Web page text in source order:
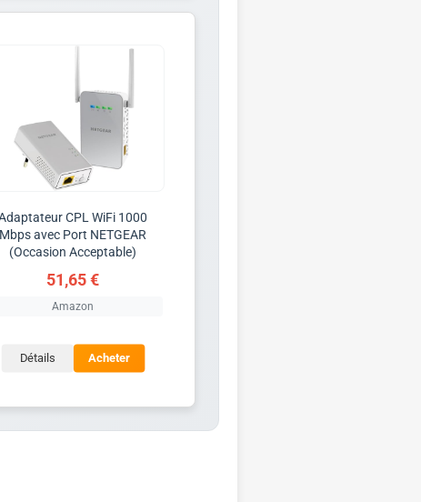
CPL WiFi 1000
Mbps avec Port NETGEAR
(Occasion Acceptable)
51,65 €
Amazon
Détails Acheter